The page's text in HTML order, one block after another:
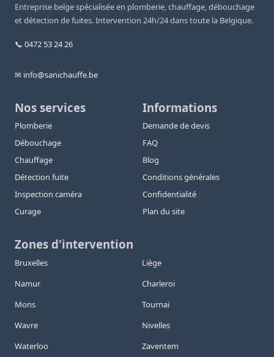
Entreprise belge spécialisée en plomberie, chauffage, débouchage
et détection de fuites. Intervention 24h/24 dans toute la Belgique.
📞 0472 53 24 26
✉ info@sanichauffe.be
Nos services
Plomberie
Débouchage
Chauffage
Détection fuite
Inspection caméra
Curage
Informations
Demande de devis
FAQ
Blog
Conditions générales
Confidentialité
Plan du site
Zones d'intervention
Bruxelles
Liège
Namur
Charleroi
Mons
Tournai
Wavre
Nivelles
Waterloo
Zaventem